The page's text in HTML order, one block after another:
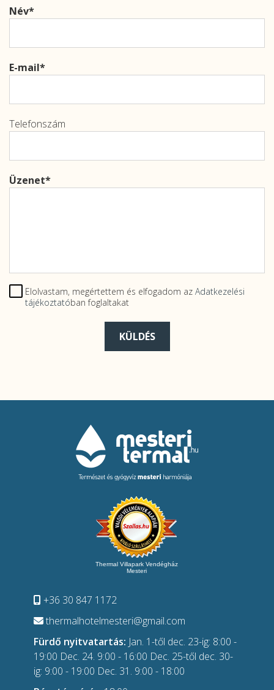
Név
E-mail
Telefonszám
Üzenet
Elolvastam, megértettem és elfogadom az Adatkezelési
tájékoztatóban foglaltakat
KÜLDÉS
Thermal Villapark Vendégház
Mesteri
+36 30 847 1172
thermalhotelmesteri@gmail.com
Fürdő nyitvatartás: Jan. 1-től dec. 23-ig: 8:00 -
19:00 Dec. 24. 9:00 - 16:00 Dec. 25-től dec. 30-
ig: 9:00 - 19:00 Dec. 31. 9:00 - 18:00